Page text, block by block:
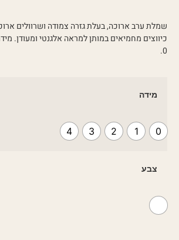
שמלת ערב ארוכה, בעלת גזרה צמודה ושרוולים
כיווצים מחמיאים במותן למראה אלגנטי ומעודן.
0.
מידה
0
1
2
3
4
צבע